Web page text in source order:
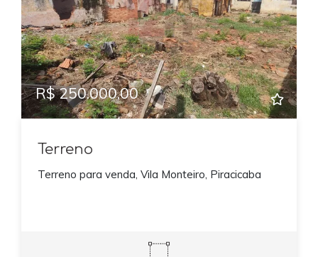
R$ 250.000,00
Terreno
Terreno para venda, Vila Monteiro, Piracicaba